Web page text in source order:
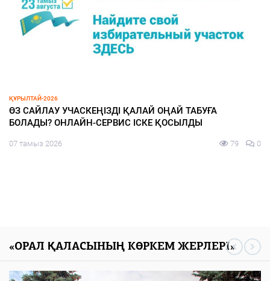
жауапқа тартылды
07 тамыз 2026
«ОРАЛ ҚАЛАСЫНЫҢ КӨРКЕМ ЖЕРЛЕРІ»